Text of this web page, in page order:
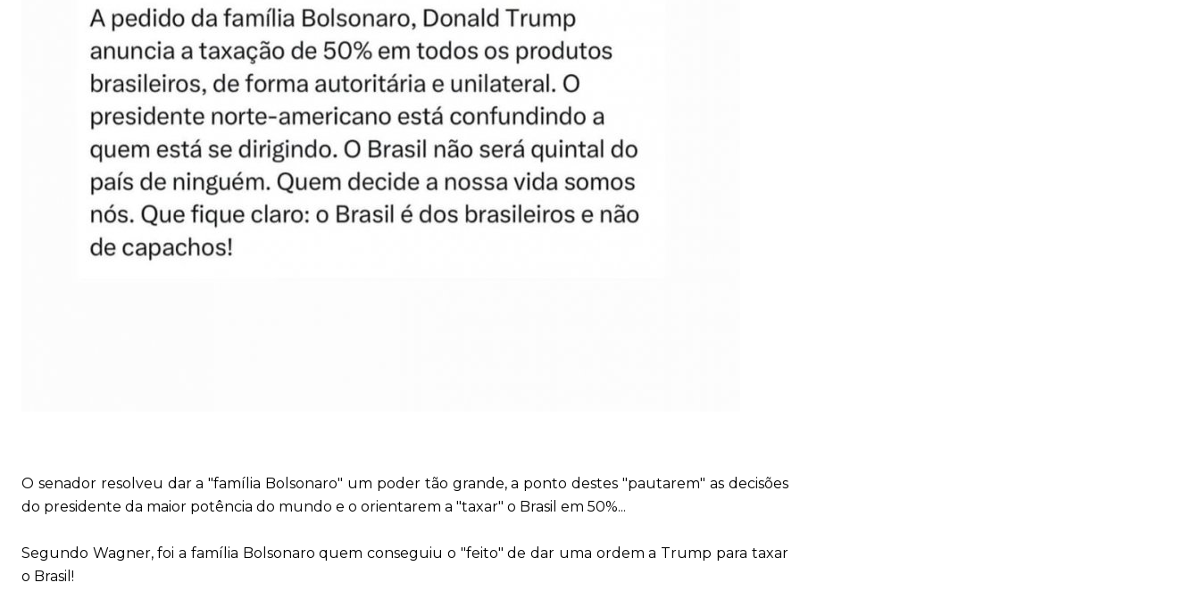
O senador resolveu dar a "família Bolsonaro" um poder tão grande, a ponto destes "pautarem" as decisões
do presidente da maior potência do mundo e o orientarem a "taxar" o Brasil em 50%...
Segundo Wagner, foi a família Bolsonaro quem conseguiu o "feito" de dar uma ordem a Trump para taxar
o Brasil!